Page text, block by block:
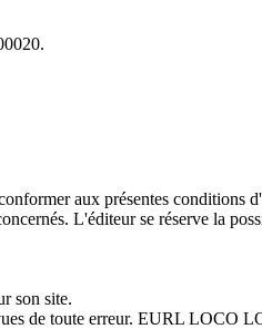
aux présentes conditions
L'éditeur se réserve la
son site.
de toute erreur. EURL LOCO